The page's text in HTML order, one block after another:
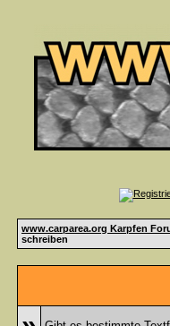
www.carparea.org Karpfen
schreiben